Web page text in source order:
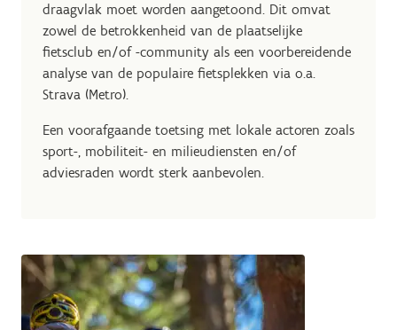
draagvlak moet worden aangetoond. Dit omvat
zowel de betrokkenheid van de plaatselijke
fietsclub en/of -community als een voorbereidende
analyse van de populaire fietsplekken via o.a.
Strava (Metro).
Een voorafgaande toetsing met lokale actoren zoals
sport-, mobiliteit- en milieudiensten en/of
adviesraden wordt sterk aanbevolen.